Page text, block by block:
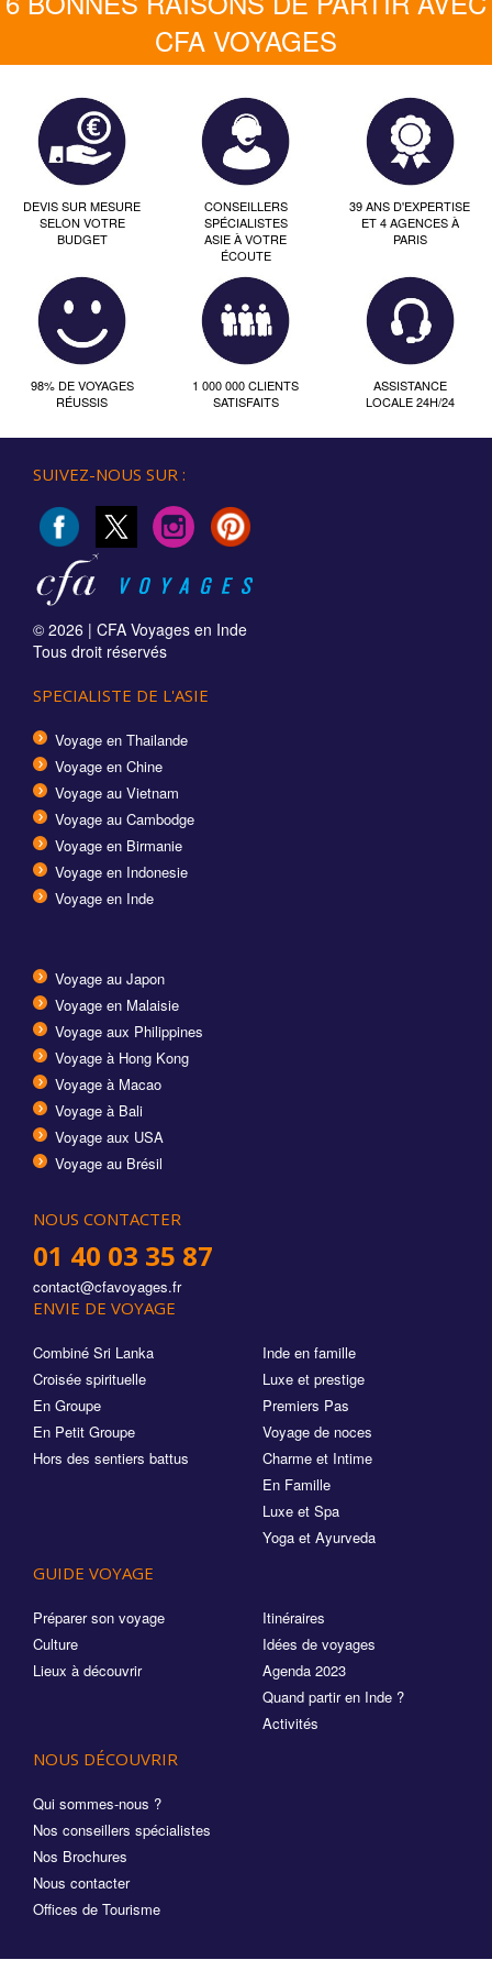
CFA VOYAGES
DEVIS SUR MESURE
SELON VOTRE
BUDGET
CONSEILLERS
SPÉCIALISTES
ASIE À VOTRE
ÉCOUTE
39 ANS D'EXPERTISE
ET 4 AGENCES À
PARIS
98% DE VOYAGES
RÉUSSIS
1 000 000 CLIENTS
SATISFAITS
ASSISTANCE
LOCALE 24H/24
SUIVEZ-NOUS SUR :
© 2026 | CFA Voyages en Inde
Tous droit réservés
SPECIALISTE DE L'ASIE
Voyage en Thailande
Voyage en Chine
Voyage au Vietnam
Voyage au Cambodge
Voyage en Birmanie
Voyage en Indonesie
Voyage en Inde
Voyage au Japon
Voyage en Malaisie
Voyage aux Philippines
Voyage à Hong Kong
Voyage à Macao
Voyage à Bali
Voyage aux USA
Voyage au Brésil
NOUS CONTACTER
01 40 03 35 87
contact@cfavoyages.fr
ENVIE DE VOYAGE
Combiné Sri Lanka
Croisée spirituelle
En Groupe
En Petit Groupe
Hors des sentiers battus
Inde en famille
Luxe et prestige
Premiers Pas
Voyage de noces
Charme et Intime
En Famille
Luxe et Spa
Yoga et Ayurveda
GUIDE VOYAGE
Préparer son voyage
Culture
Lieux à découvrir
Itinéraires
Idées de voyages
Agenda 2023
Quand partir en Inde ?
Activités
NOUS DÉCOUVRIR
Qui sommes-nous ?
Nos conseillers spécialistes
Nos Brochures
Nous contacter
Offices de Tourisme